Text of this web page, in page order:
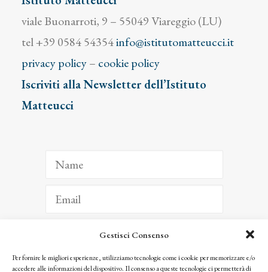
Gestisci Consenso
Per fornire le migliori esperienze, utilizziamo tecnologie come i cookie per memorizzare e/o
accedere alle informazioni del dispositivo. Il consenso a queste tecnologie ci permetterà di
viale Buonarroti, 9 – 55049 Viareggio (LU)
tel +39 0584 54354info@istitutomatteucci.it
privacy policy– cookie policy
Iscriviti alla Newsletter dell’Istituto
Matteucci
ISCRIVITI